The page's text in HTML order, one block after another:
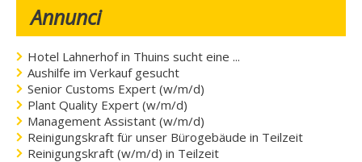
Annunci
Hotel Lahnerhof in Thuins sucht eine ...
Aushilfe im Verkauf gesucht
Senior Customs Expert (w/m/d)
Plant Quality Expert (w/m/d)
Management Assistant (w/m/d)
Reinigungskraft für unser Bürogebäude in Teilzeit
Reinigungskraft (w/m/d) in Teilzeit